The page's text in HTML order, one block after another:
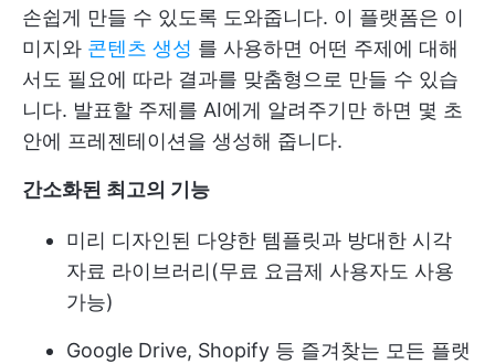
손쉽게 만들 수 있도록 도와줍니다. 이 플랫폼은 이
미지와 콘텐츠 생성 를 사용하면 어떤 주제에 대해
서도 필요에 따라 결과를 맞춤형으로 만들 수 있습
니다. 발표할 주제를 AI에게 알려주기만 하면 몇 초
안에 프레젠테이션을 생성해 줍니다.
간소화된 최고의 기능
미리 디자인된 다양한 템플릿과 방대한 시각
자료 라이브러리(무료 요금제 사용자도 사용
가능)
Google Drive, Shopify 등 즐겨찾는 모든 플랫